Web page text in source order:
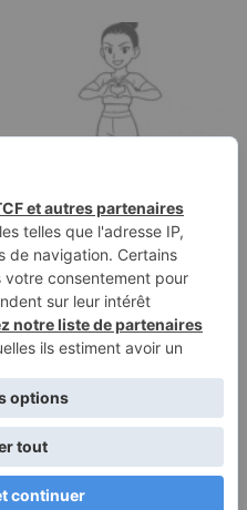
Page de coloriage d'un
personnage de manga,
…